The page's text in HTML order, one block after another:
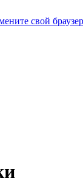
свой